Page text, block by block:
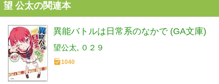
望 公太の関連本
異能バトルは日常系のなかで (GA文庫)
望公太 ０２９
1040